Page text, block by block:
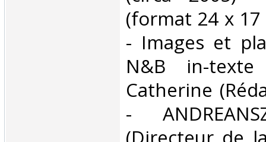
(format 24 x 17
- Images et
N&B in-texte
Catherine
-